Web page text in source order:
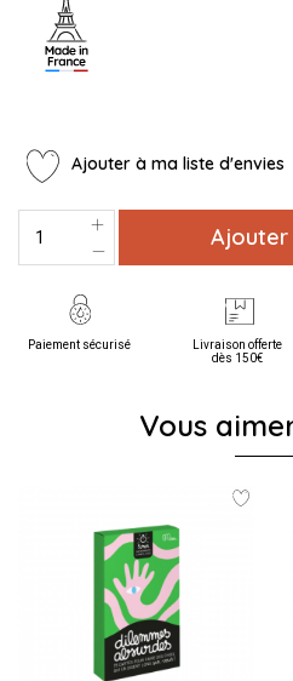
Ajouter à ma liste d'envies
Ajouter
Paiement sécurisé
Livraison offerte
dès 150€
Vous